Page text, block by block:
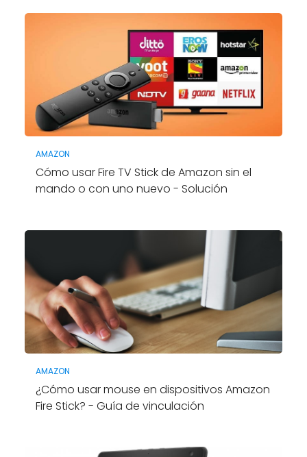
AMAZON
Cómo usar Fire TV Stick de Amazon sin el
mando o con uno nuevo - Solución
AMAZON
¿Cómo usar mouse en dispositivos Amazon
Fire Stick? - Guía de vinculación